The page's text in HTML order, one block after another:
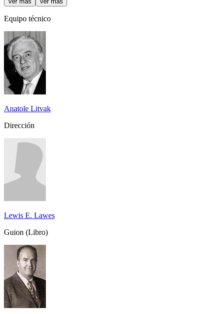
Equipo técnico
Anatole Litvak
Dirección
Lewis E. Lawes
Guion (Libro)